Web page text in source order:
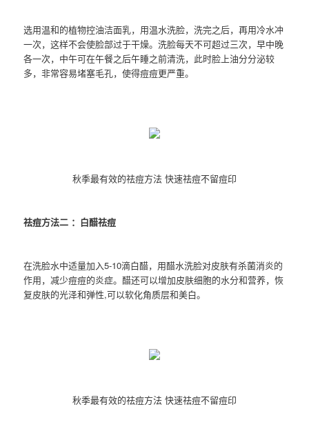
选用温和的植物控油洁面乳，用温水洗脸，洗完之后，再用冷水冲
一次，这样不会使脸部过于干燥。洗脸每天不可超过三次，早中晚
各一次，中午可在午餐之后午睡之前清洗，此时脸上油分分泌较
多，非常容易堵塞毛孔，使得痘痘更严重。
秋季最有效的祛痘方法 快速祛痘不留痘印
祛痘方法二 ：白醋祛痘
在洗脸水中适量加入5-10滴白醋，用醋水洗脸对皮肤有杀菌消炎的
作用，减少痘痘的炎症。醋还可以增加皮肤细胞的水分和营养，恢
复皮肤的光泽和弹性,可以软化角质层和美白。
秋季最有效的祛痘方法 快速祛痘不留痘印